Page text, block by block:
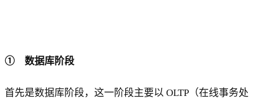
① 数据库阶段
首先是数据库阶段，这一阶段主要以 OLTP（在线事务处